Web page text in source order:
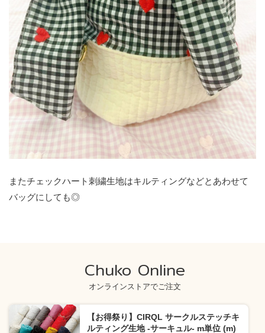
またチェックハート刺繍生地はキルティングなどとあわせて
バッグにしても◎
Chuko Online
オンラインストアでご注文
【お得祭り】CIRQL サークルステッチキ
ルティング生地 -サーキュル- m単位 (m)